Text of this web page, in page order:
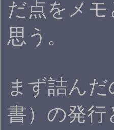
だ点をメ
思う。
まず詰ん
書）の発行